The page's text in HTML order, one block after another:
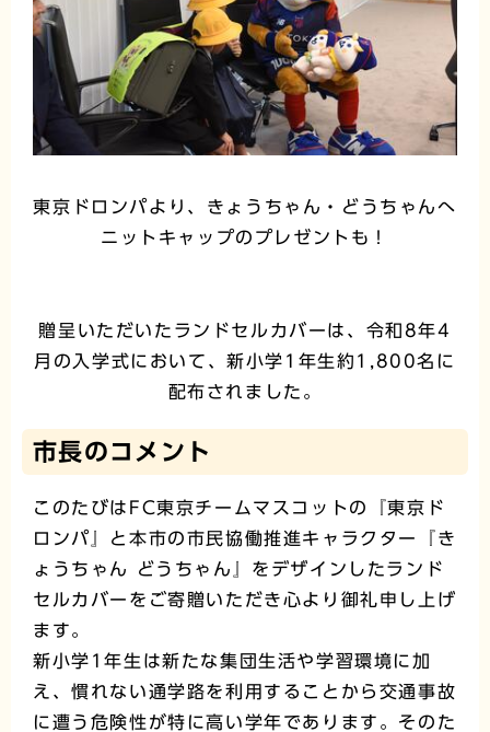
東京ドロンパより、きょうちゃん・どうちゃんへ
ニットキャップのプレゼントも！
贈呈いただいたランドセルカバーは、令和8年4
月の入学式において、新小学1年生約1,800名に
配布されました。
市長のコメント
このたびはFC東京チームマスコットの『東京ド
ロンパ』と本市の市民協働推進キャラクター『き
ょうちゃん どうちゃん』をデザインしたランド
セルカバーをご寄贈いただき心より御礼申し上げ
ます。
新小学1年生は新たな集団生活や学習環境に加
え、慣れない通学路を利用することから交通事故
に遭う危険性が特に高い学年であります。そのた